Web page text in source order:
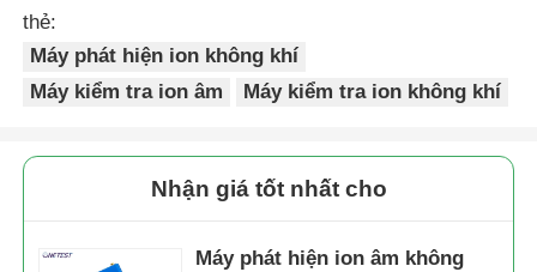
thẻ:
Máy phát hiện ion không khí
Máy kiểm tra ion âm
Máy kiểm tra ion không khí
Nhận giá tốt nhất cho
Máy phát hiện ion âm không